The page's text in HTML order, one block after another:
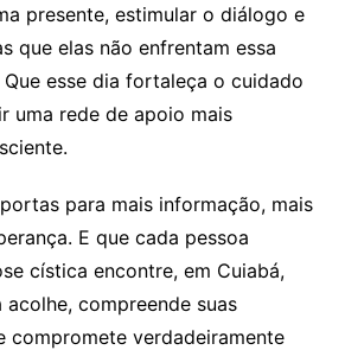
presente, estimular o diálogo e
que elas não enfrentam essa
esse dia fortaleça o cuidado
uma rede de apoio mais
para mais informação, mais
E que cada pessoa
cística encontre, em Cuiabá,
acolhe, compreende suas
compromete verdadeiramente